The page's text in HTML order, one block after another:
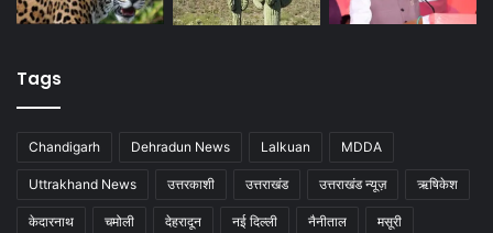
Tags
Chandigarh Dehradun News Lalkuan MDDA
Uttrakhand News उत्तरकाशी उत्तराखंड उत्तराखंड न्यूज़ ऋषिकेश
केदारनाथ चमोली देहरादून नई दिल्ली नैनीताल मसूरी